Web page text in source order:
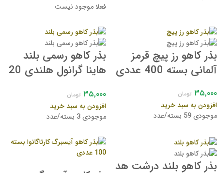
فعلا موجود نیست
بذر کاهو رز پیچ قرمز
آلمانی بسته 400 عددی
۳۵,۰۰۰ تومان
افزودن به سبد خرید
موجودی 59 بسته/عدد
بذر کاهو رسمی بلند
هاینا گرانول هلندی 20
۳۵,۰۰۰ تومان
افزودن به سبد خرید
موجودی 3 بسته/عدد
بذر کاهو بلند درشت هد